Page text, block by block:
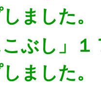
ました。
ぶし」１
ました。